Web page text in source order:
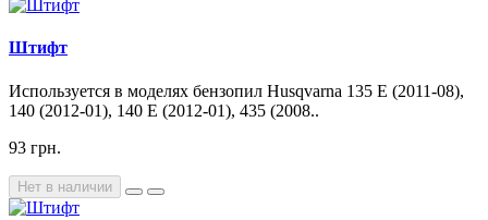
Штифт
Используется в моделях бензопил Husqvarna 135 E (2011-08),
140 (2012-01), 140 E (2012-01), 435 (2008..
93 грн.
Нет в наличии